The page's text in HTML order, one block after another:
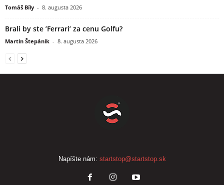
Tomáš Bíly - 8. augusta 2026
Brali by ste ’Ferrari’ za cenu Golfu?
Martin Štepánik - 8. augusta 2026
Napíšte nám: startstop@startstop.sk